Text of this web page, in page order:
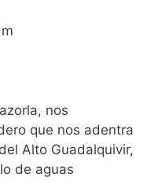
nos
que nos adentra
Alto Guadalquivir,
de aguas